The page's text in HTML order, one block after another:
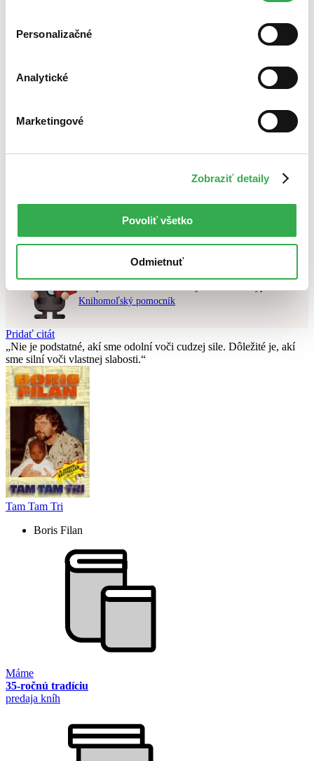
Personalizačné
Analytické
Marketingové
Zobraziť detaily
Povoliť všetko
Odmietnuť
Bestsellery
Top hodnotené
Najlacnejšie
Skúste prosím zmeniť vyhľadávaný výraz.
Knihomoľský pomocník
Pridať citát
Nie je podstatné, akí sme odolní voči cudzej sile. Dôležité je, akí
sme silní voči vlastnej slabosti.
Tam Tam Tri
Boris Filan
Máme
35-ročnú tradíciu
predaja kníh